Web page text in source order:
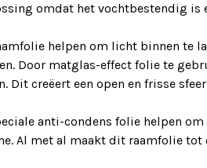
omdat het vochtbestendig is
helpen om licht binnen te
Door matglas-effect folie te
Dit creëert een open en frisse
anti-condens folie helpen
Al met al maakt dit raamfolie